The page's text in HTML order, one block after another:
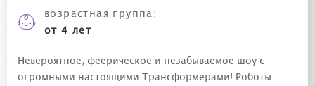
возрастная группа:
от 4 лет
Невероятное, феерическое и незабываемое шоу с
огромными настоящими Трансформерами! Роботы